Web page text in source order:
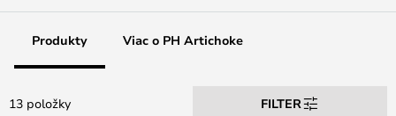
Produkty Viac o PH Artichoke
13 položky FILTER